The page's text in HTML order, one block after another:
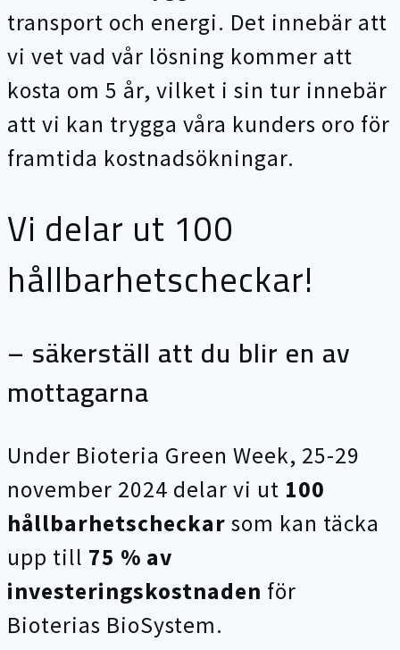
transport och energi. Det innebär att
vi vet vad vår lösning kommer att
kosta om 5 år, vilket i sin tur innebär
att vi kan trygga våra kunders oro för
framtida kostnadsökningar.
Vi delar ut 100
hållbarhetscheckar!
– säkerställ att du blir en av
mottagarna
Under Bioteria Green Week, 25-29
november 2024 delar vi ut 100
hållbarhetscheckar som kan täcka
upp till 75 % av
investeringskostnaden för
Bioterias BioSystem.